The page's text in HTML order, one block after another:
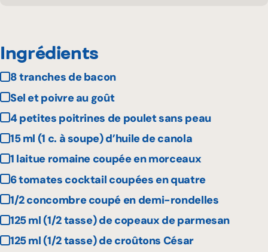
Ingrédients
8 tranches de bacon
Sel et poivre au goût
4 petites poitrines de poulet sans peau
15 ml (1 c. à soupe) d’huile de canola
1 laitue romaine coupée en morceaux
6 tomates cocktail coupées en quatre
1/2 concombre coupé en demi-rondelles
125 ml (1/2 tasse) de copeaux de parmesan
125 ml (1/2 tasse) de croûtons César